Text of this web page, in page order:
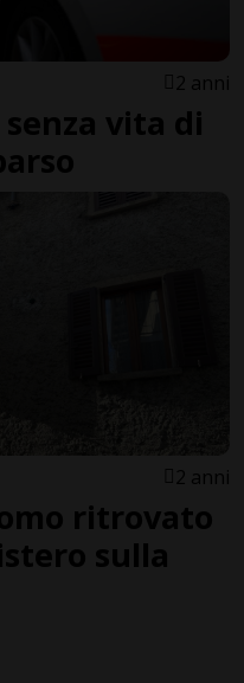
2 anni
vita di
2 anni
ritrovato
sulla